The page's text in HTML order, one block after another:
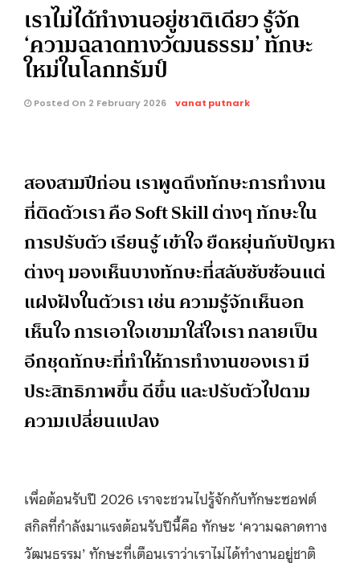
เราไม่ได้ทำงานอยู่ชาติเดียว รู้จัก
‘ความฉลาดทางวัฒนธรรม’ ทักษะ
ใหม่ในโลกทรัมป์
Posted On 2 February 2026 vanat putnark
สองสามปีก่อน เราพูดถึงทักษะการทำงาน
ที่ติดตัวเรา คือ Soft Skill ต่างๆ ทักษะใน
การปรับตัว เรียนรู้ เข้าใจ ยืดหยุ่นกับปัญหา
ต่างๆ มองเห็นบางทักษะที่สลับซับซ้อนแต่
แฝงฝังในตัวเรา เช่น ความรู้จักเห็นอก
เห็นใจ การเอาใจเขามาใส่ใจเรา กลายเป็น
อีกชุดทักษะที่ทำให้การทำงานของเรา มี
ประสิทธิภาพขึ้น ดีขึ้น และปรับตัวไปตาม
ความเปลี่ยนแปลง
เพื่อต้อนรับปี 2026 เราจะชวนไปรู้จักกับทักษะซอฟต์
สกิลที่กำลังมาแรงต้อนรับปีนี้คือ ทักษะ ‘ความฉลาดทาง
วัฒนธรรม’ ทักษะที่เตือนเราว่าเราไม่ได้ทำงานอยู่ชาติ